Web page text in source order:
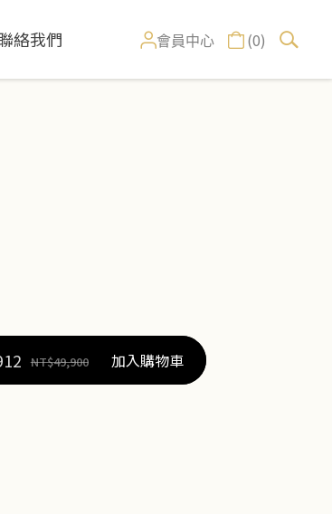
絡我們 會員中心 (0)
NT$49,900 加入購物車